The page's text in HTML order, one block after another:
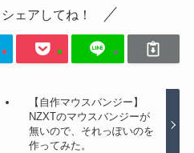
ェアしてね！
【自作マウスバンジー】
NZXTのマウスバンジーが
無いので、それっぽいのを
作ってみた。